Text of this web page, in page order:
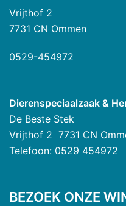
Vrijthof 2
7731 CN Ommen
0529-454972
Dierenspeciaalzaak &
De Beste Stek
Vrijthof 2 7731 CN
Telefoon: 0529 454972
BEZOEK ONZE